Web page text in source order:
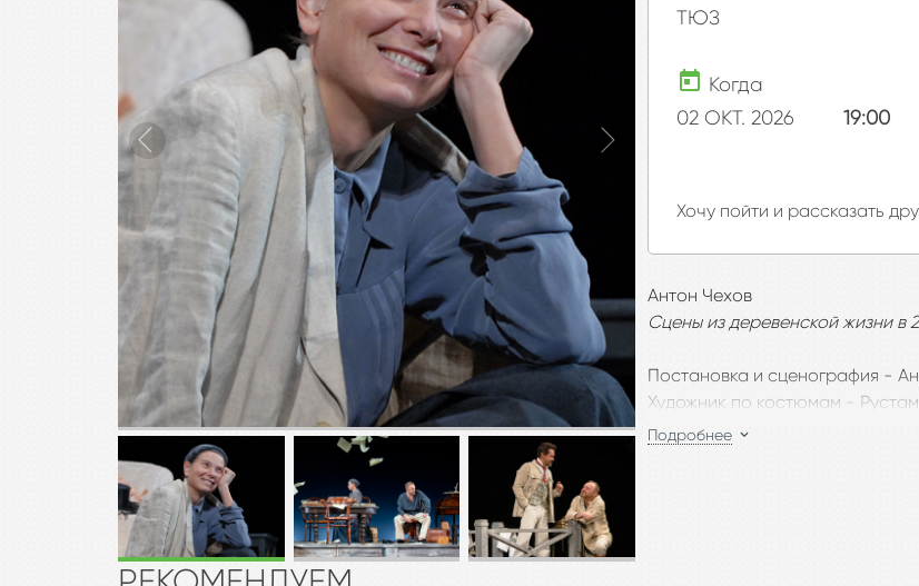
ТЮЗ
Когда
02 ОКТ. 2026
19:00
Хочу пойти и рассказать
Антон Чехов
Сцены из деревенской жизни в
Постановка и сценография -
Художник по костюмам -
Композитор -
Подробнее